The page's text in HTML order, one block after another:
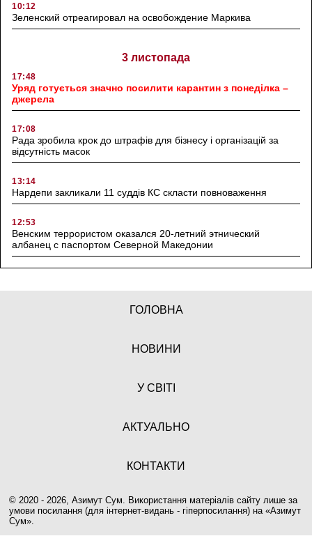
10:12
Зеленский отреагировал на освобождение Маркива
3 листопада
17:48
Уряд готується значно посилити карантин з понеділка –
джерела
17:08
Рада зробила крок до штрафів для бізнесу і організацій за
відсутність масок
13:14
Нардепи закликали 11 суддів КС скласти повноваження
12:53
Венским террористом оказался 20-летний этнический
албанец с паспортом Северной Македонии
ГОЛОВНА
НОВИНИ
У СВІТІ
АКТУАЛЬНО
КОНТАКТИ
© 2020 - 2026, Азимут Сум. Використання матеріалів сайту лише за
умови посилання (для інтернет-видань - гіперпосилання) на «Азимут
Сум».